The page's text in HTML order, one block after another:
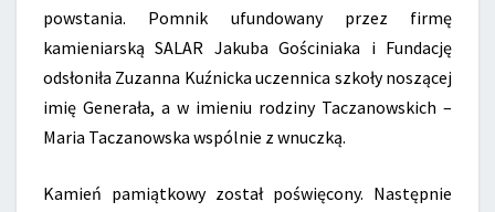
powstania. Pomnik ufundowany przez firmę
kamieniarską SALAR Jakuba Gościniaka i Fundację
odsłoniła Zuzanna Kuźnicka uczennica szkoły noszącej
imię Generała, a w imieniu rodziny Taczanowskich –
Maria Taczanowska wspólnie z wnuczką.
Kamień pamiątkowy został poświęcony. Następnie